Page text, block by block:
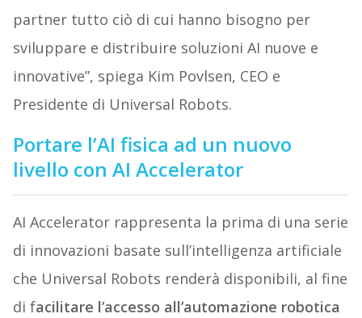
partner tutto ciò di cui hanno bisogno per
sviluppare e distribuire soluzioni AI nuove e
innovative”, spiega Kim Povlsen, CEO e
Presidente di Universal Robots.
Portare l’AI fisica ad un nuovo
livello con AI Accelerator
AI Accelerator rappresenta la prima di una serie
di innovazioni basate sull’intelligenza artificiale
che Universal Robots renderà disponibili, al fine
di facilitare l’accesso all’automazione robotica